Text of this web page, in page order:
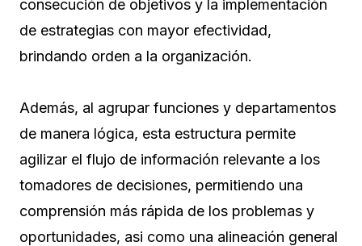
consecución de objetivos y la implementación
de estrategias con mayor efectividad,
brindando orden a la organización.
Además, al agrupar funciones y departamentos
de manera lógica, esta estructura permite
agilizar el flujo de información relevante a los
tomadores de decisiones, permitiendo una
comprensión más rápida de los problemas y
oportunidades, asi como una alineación general